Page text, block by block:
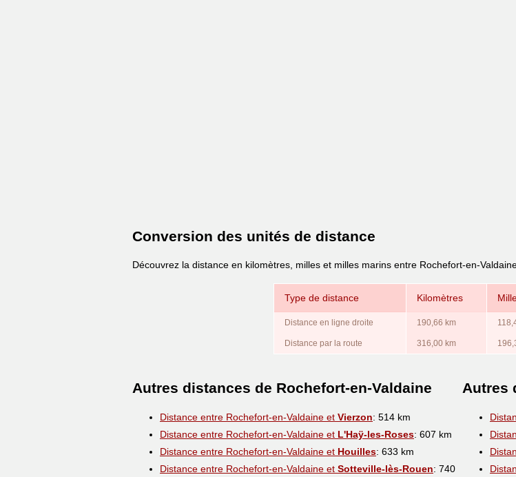
Conversion des unités de distance
Découvrez la distance en kilomètres, milles et milles marins entre Rochefort-en-
Type de distance Kilomètres
Distance en ligne droite 190,66 km
Distance par la route 316,00 km
Autres distances de Rochefort-en-Valdaine
Distance entre Rochefort-en-Valdaine et Vierzon: 514 km
Distance entre Rochefort-en-Valdaine et L'Haÿ-les-Roses: 607 km
Distance entre Rochefort-en-Valdaine et Houilles: 633 km
Distance entre Rochefort-en-Valdaine et Sotteville-lès-Rouen: 740
Autres